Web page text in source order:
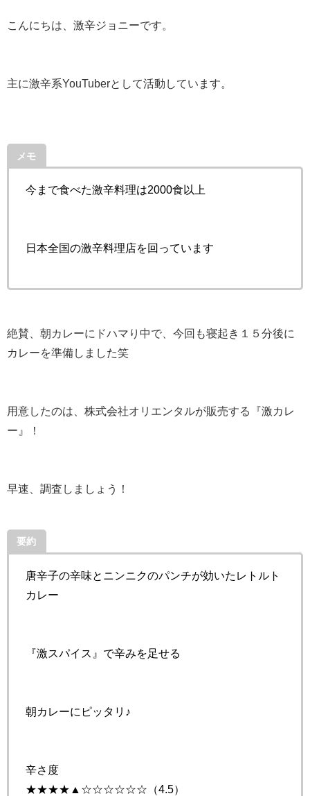
こんにちは、激辛ジョニーです。
主に激辛系YouTuberとして活動しています。
メモ
今まで食べた激辛料理は2000食以上
日本全国の激辛料理店を回っています
絶賛、朝カレーにドハマり中で、今回も寝起き１５分後に
カレーを準備しました笑
用意したのは、株式会社オリエンタルが販売する『激カレ
ー』！
早速、調査しましょう！
要約
唐辛子の辛味とニンニクのパンチが効いたレトルト
カレー
『激スパイス』で辛みを足せる
朝カレーにピッタリ♪
辛さ度
★★★★▲☆☆☆☆☆☆（4.5）